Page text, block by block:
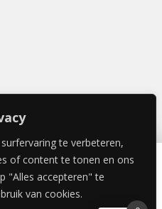
te verbeteren,
of content te tonen en ons
"Alles accepteren" te
van cookies.